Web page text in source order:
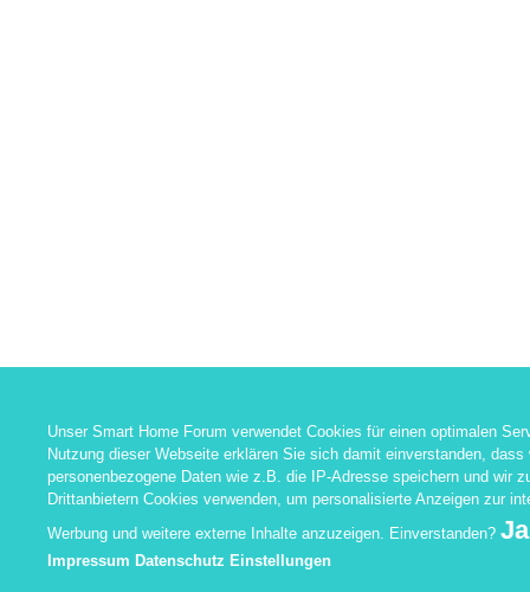
Unser Smart Home Forum verwendet Cookies für einen optimalen
Nutzung dieser Webseite erklären Sie sich damit einverstanden, dass
personenbezogene Daten wie z.B. die IP-Adresse speichern und wir
Drittanbietern Cookies verwenden, um personalisierte Anzeigen zur
Werbung und weitere externe Inhalte anzuzeigen. Einverstanden? Ja
Impressum Datenschutz Einstellungen